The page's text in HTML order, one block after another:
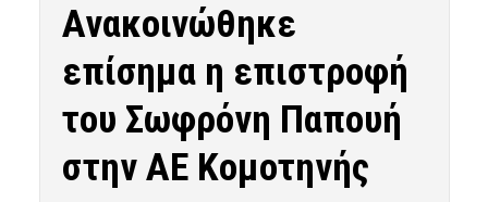
Ανακοινώθηκε
επίσημα η επιστροφή
του Σωφρόνη Παπουή
στην ΑΕ Κομοτηνής